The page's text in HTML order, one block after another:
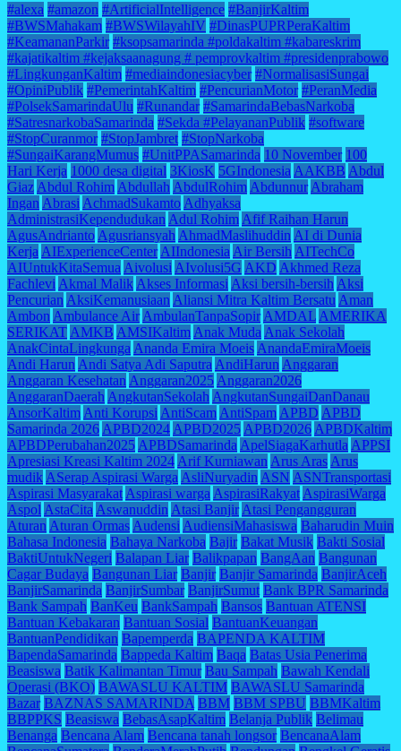
#alexa #amazon #ArtificialIntelligence #BanjirKaltim
#BWSMahakam #BWSWilayahIV #DinasPUPRPeraKaltim
#KeamananParkir #ksopsamarinda #poldakaltim #kabareskrim
#kajatikaltim #kejaksaanagung # pemprovkaltim #presidenprabowo
#LingkunganKaltim #mediaindonesiacyber #NormalisasiSungai
#OpiniPublik #PemerintahKaltim #PencurianMotor #PeranMedia
#PolsekSamarindaUlu #Runandar #SamarindaBebasNarkoba
#SatresnarkobaSamarinda #Sekda #PelayananPublik #software
#StopCuranmor #StopJambret #StopNarkoba
#SungaiKarangMumus #UnitPPASamarinda 10 November 100
Hari Kerja 1000 desa digital 3KiosK 5GIndonesia AAKBB Abdul
Giaz Abdul Rohim Abdullah AbdulRohim Abdunnur Abraham
Ingan Abrasi AchmadSukamto Adhyaksa
AdministrasiKependudukan Adul Rohim Afif Raihan Harun
AgusAndrianto Agusriansyah AhmadMaslihuddin AI di Dunia
Kerja AIExperienceCenter AIIndonesia Air Bersih AITechCo
AIUntukKitaSemua Aivolusi AIvolusi5G AKD Akhmed Reza
Fachlevi Akmal Malik Akses Informasi Aksi bersih-bersih Aksi
Pencurian AksiKemanusiaan Aliansi Mitra Kaltim Bersatu Aman
Ambon Ambulance Air AmbulanTanpaSopir AMDAL AMERIKA
SERIKAT AMKB AMSIKaltim Anak Muda Anak Sekolah
AnakCintaLingkunga Ananda Emira Moeis AnandaEmiraMoeis
Andi Harun Andi Satya Adi Saputra AndiHarun Anggaran
Anggaran Kesehatan Anggaran2025 Anggaran2026
AnggaranDaerah AngkutanSekolah AngkutanSungaiDanDanau
AnsorKaltim Anti Korupsi AntiScam AntiSpam APBD APBD
Samarinda 2026 APBD2024 APBD2025 APBD2026 APBDKaltim
APBDPerubahan2025 APBDSamarinda ApelSiagaKarhutla APPSI
Apresiasi Kreasi Kaltim 2024 Arif Kurniawan Arus Aras Arus
mudik ASerap Aspirasi Warga AsliNuryadin ASN ASNTransportasi
Aspirasi Masyarakat Aspirasi warga AspirasiRakyat AspirasiWarga
Aspol AstaCita Aswanuddin Atasi Banjir Atasi Pengangguran
Aturan Aturan Ormas Audensi AudiensiMahasiswa Baharudin Muin
Bahasa Indonesia Bahaya Narkoba Bajir Bakat Musik Bakti Sosial
BaktiUntukNegeri Balapan Liar Balikpapan BangAan Bangunan
Cagar Budaya Bangunan Liar Banjir Banjir Samarinda BanjirAceh
BanjirSamarinda BanjirSumbar BanjirSumut Bank BPR Samarinda
Bank Sampah BanKeu BankSampah Bansos Bantuan ATENSI
Bantuan Kebakaran Bantuan Sosial BantuanKeuangan
BantuanPendidikan Bapemperda BAPENDA KALTIM
BapendaSamarinda Bappeda Kaltim Baqa Batas Usia Penerima
Beasiswa Batik Kalimantan Timur Bau Sampah Bawah Kendali
Operasi (BKO) BAWASLU KALTIM BAWASLU Samarinda
Bazar BAZNAS SAMARINDA BBM BBM SPBU BBMKaltim
BBPPKS Beasiswa BebasAsapKaltim Belanja Publik Belimau
Benanga Bencana Alam Bencana tanah longsor BencanaAlam